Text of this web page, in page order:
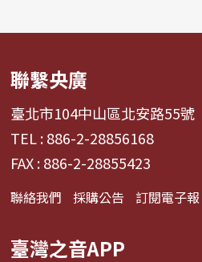
聯繫央廣
臺北市104中山區北安路55號
TEL : 886-2-28856168
FAX : 886-2-28855423
聯絡我們 採購公告 訂閱電子報
臺灣之音APP